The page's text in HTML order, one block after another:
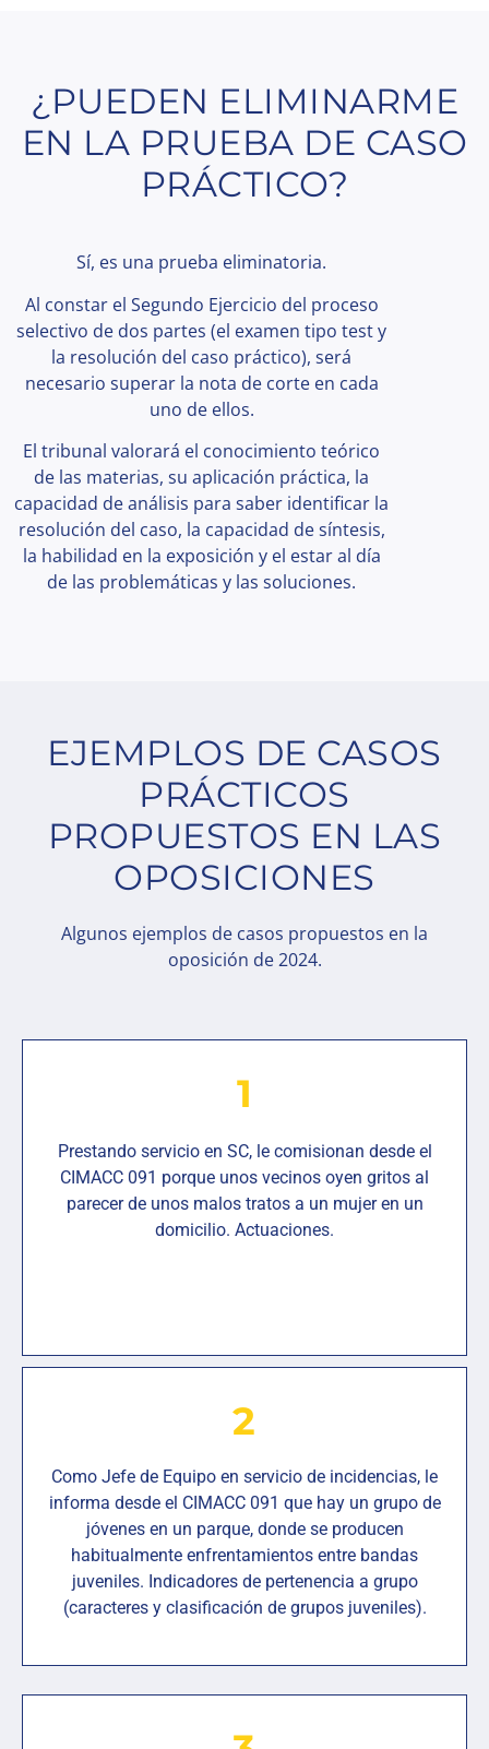
¿PUEDEN ELIMINARME
EN LA PRUEBA DE CASO
PRÁCTICO?
Sí, es una prueba eliminatoria.
Al constar el Segundo Ejercicio del proceso
selectivo de dos partes (el examen tipo test y
la resolución del caso práctico), será
necesario superar la nota de corte en cada
uno de ellos.
El tribunal valorará el conocimiento teórico
de las materias, su aplicación práctica, la
capacidad de análisis para saber identificar la
resolución del caso, la capacidad de síntesis,
la habilidad en la exposición y el estar al día
de las problemáticas y las soluciones.
EJEMPLOS DE CASOS
PRÁCTICOS
PROPUESTOS EN LAS
OPOSICIONES
Algunos ejemplos de casos propuestos en la
oposición de 2024.
1
Prestando servicio en SC, le comisionan desde el
CIMACC 091 porque unos vecinos oyen gritos al
parecer de unos malos tratos a un mujer en un
domicilio. Actuaciones.
2
Como Jefe de Equipo en servicio de incidencias, le
informa desde el CIMACC 091 que hay un grupo de
jóvenes en un parque, donde se producen
habitualmente enfrentamientos entre bandas
juveniles. Indicadores de pertenencia a grupo
(caracteres y clasificación de grupos juveniles).